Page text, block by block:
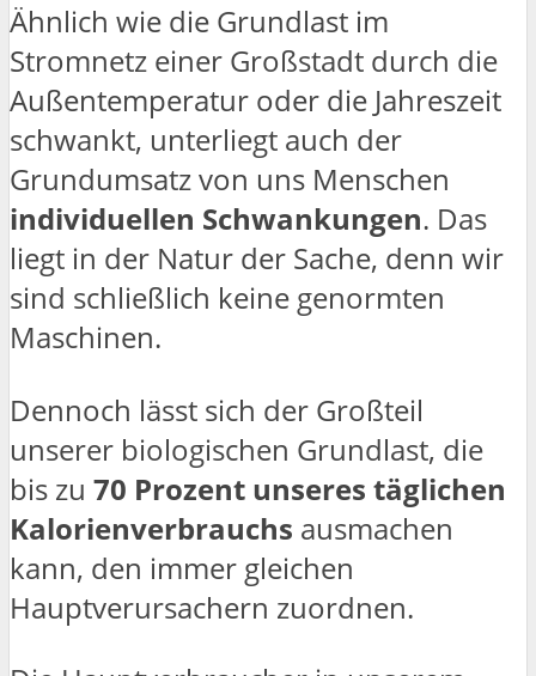
Ähnlich wie die Grundlast im
Stromnetz einer Großstadt durch die
Außentemperatur oder die Jahreszeit
schwankt, unterliegt auch der
Grundumsatz von uns Menschen
individuellen Schwankungen. Das
liegt in der Natur der Sache, denn wir
sind schließlich keine genormten
Maschinen.
Dennoch lässt sich der Großteil
unserer biologischen Grundlast, die
bis zu 70 Prozent unseres täglichen
Kalorienverbrauchs ausmachen
kann, den immer gleichen
Hauptverursachern zuordnen.